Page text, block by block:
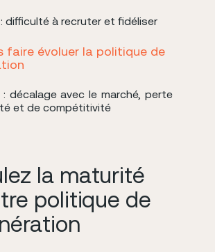
difficulté à recruter et fidéliser
faire évoluer la politique de
décalage avec le marché, perte
et de compétitivité
la maturité
politique de